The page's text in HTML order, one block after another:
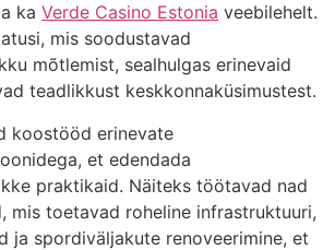
ka Verde Casino Estonia veebilehelt.
mis soodustavad
mõtlemist, sealhulgas erinevaid
teadlikkust keskkonnaküsimustest.
koostööd erinevate
et edendada
praktikaid. Näiteks töötavad nad
mis toetavad roheline infrastruktuuri,
ja spordiväljakute renoveerimine, et